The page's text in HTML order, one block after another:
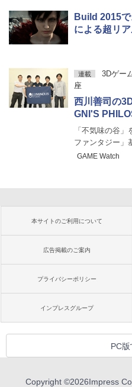
Build 2015
による超リ
連載
3Dゲー
座
西川善司の
GNI'S
「不気味の谷
ファンタジー」
GAME Watch
本サイトのご利用について
広告掲載のご案内
プライバシーポリシー
インプレスグループ
PC版
Copyright ©2026Impress